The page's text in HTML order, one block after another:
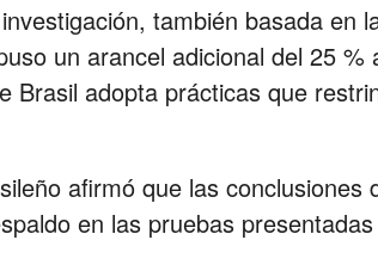
también basada en
un arancel adicional del 25 %
Brasil adopta prácticas que
afirmó que las conclusiones
en las pruebas